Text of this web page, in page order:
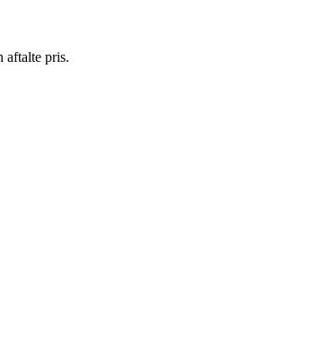
aftalte pris.